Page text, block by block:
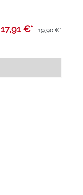
17,91 €* 19,90 €*